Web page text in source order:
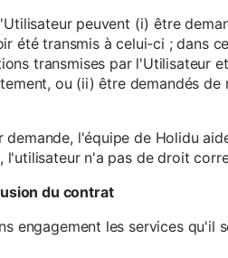
peuvent (i) être
été transmis à celui-ci ; dans
transmises par l'Utilisateur
ou (ii) être demandés
demande, l'équipe de Holidu
l'utilisateur n'a pas de droit
du contrat
engagement les services